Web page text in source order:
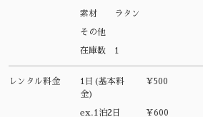
素材 ラタン
その他
在庫数 1
レンタル料金
1日(基本料
金)
¥500
ex.1泊2日 ¥600